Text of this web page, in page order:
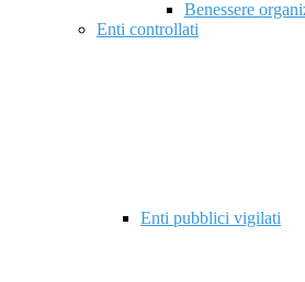
Benessere
Enti controllati
Enti pubblici vigilati